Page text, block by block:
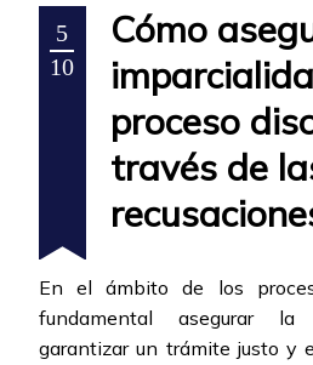
5
10
Cómo
proceso
través de
En el ámbito de los
fundamental asegurar la
garantizar un trámite justo y